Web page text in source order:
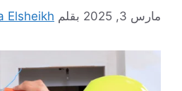
مارس 3, 2025 بقلم Elsheikh